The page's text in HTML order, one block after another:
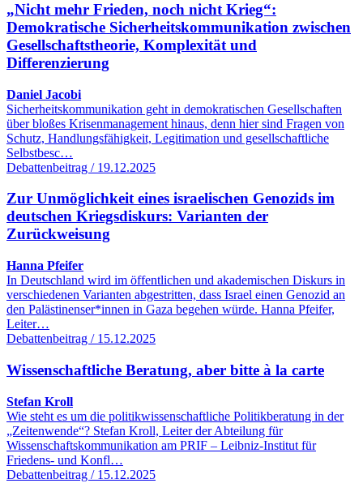
„Nicht mehr Frieden, noch nicht Krieg“:
Demokratische Sicherheitskommunikation zwischen
Gesellschaftstheorie, Komplexität und
Differenzierung
Daniel Jacobi
Sicherheitskommunikation geht in demokratischen Gesellschaften
über bloßes Krisenmanagement hinaus, denn hier sind Fragen von
Schutz, Handlungsfähigkeit, Legitimation und gesellschaftliche
Selbstbesc…
Debattenbeitrag / 19.12.2025
Zur Unmöglichkeit eines israelischen Genozids im
deutschen Kriegsdiskurs: Varianten der
Zurückweisung
Hanna Pfeifer
In Deutschland wird im öffentlichen und akademischen Diskurs in
verschiedenen Varianten abgestritten, dass Israel einen Genozid an
den Palästinenser*innen in Gaza begehen würde. Hanna Pfeifer,
Leiter…
Debattenbeitrag / 15.12.2025
Wissenschaftliche Beratung, aber bitte à la carte
Stefan Kroll
Wie steht es um die politikwissenschaftliche Politikberatung in der
„Zeitenwende“? Stefan Kroll, Leiter der Abteilung für
Wissenschaftskommunikation am PRIF – Leibniz-Institut für
Friedens- und Konfl…
Debattenbeitrag / 15.12.2025